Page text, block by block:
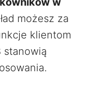
możesz za
klientom
stanowią